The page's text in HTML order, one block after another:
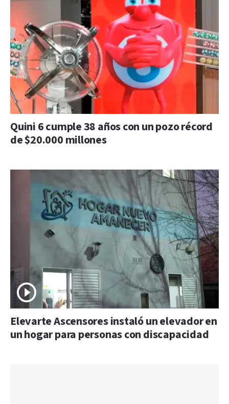
Quini 6 cumple 38 años con un pozo récord
de $20.000 millones
Elevarte Ascensores instaló un elevador en
un hogar para personas con discapacidad